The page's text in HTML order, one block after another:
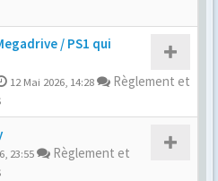
/ PS1 qui
12 Mai 2026, 14:28
Règlement et
23:55
Règlement et